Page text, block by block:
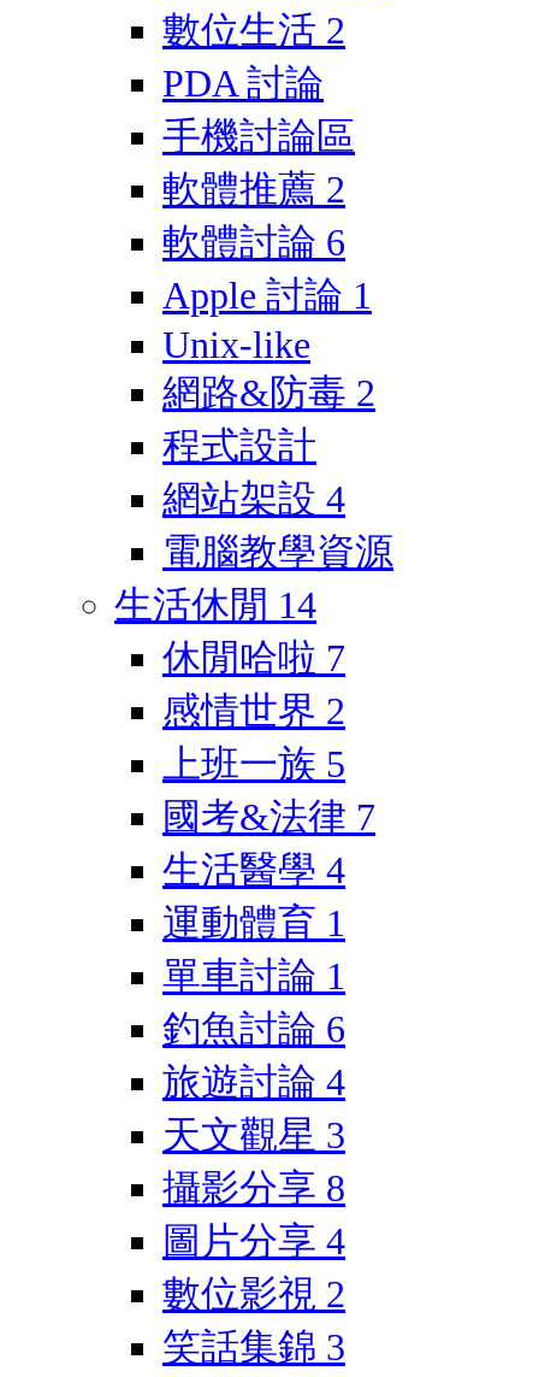
數位生活 2
PDA 討論
手機討論區
軟體推薦 2
軟體討論 6
Apple 討論 1
Unix-like
網路&防毒 2
程式設計
網站架設 4
電腦教學資源
生活休閒 14
休閒哈啦 7
感情世界 2
上班一族 5
國考&法律 7
生活醫學 4
運動體育 1
單車討論 1
釣魚討論 6
旅遊討論 4
天文觀星 3
攝影分享 8
圖片分享 4
數位影視 2
笑話集錦 3